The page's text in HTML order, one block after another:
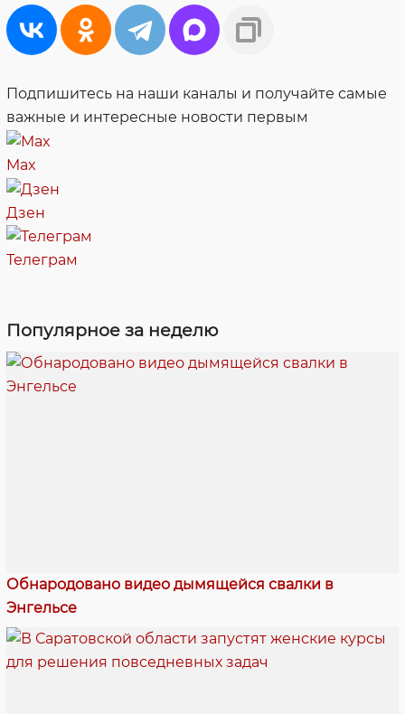
Подпишитесь на наши каналы и получайте самые
важные и интересные новости первым
Max
Дзен
Телеграм
Популярное за неделю
Обнародовано видео дымящейся свалки в
Энгельсе